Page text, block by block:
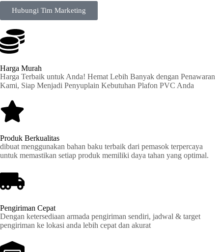
Hubungi Tim Marketing
Harga Murah
Harga Terbaik untuk Anda! Hemat Lebih Banyak dengan Penawaran
Kami, Siap Menjadi Penyuplain Kebutuhan Plafon PVC Anda
Produk Berkualitas
dibuat menggunakan bahan baku terbaik dari pemasok terpercaya
untuk memastikan setiap produk memiliki daya tahan yang optimal.
Pengiriman Cepat
Dengan ketersediaan armada pengiriman sendiri, jadwal & target
pengiriman ke lokasi anda lebih cepat dan akurat